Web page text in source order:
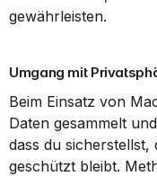
gewährleisten.
Umgang mit
Beim Einsatz von
Daten gesammelt
dass du
geschützt bleibt.